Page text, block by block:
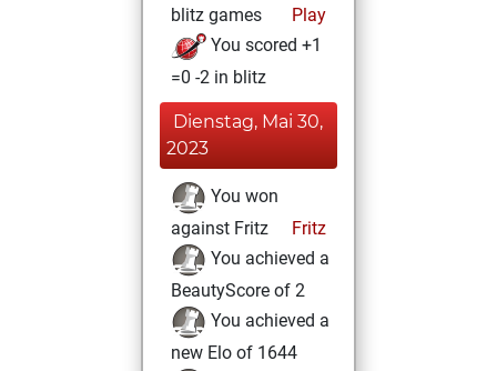
blitz games
Play
You scored +1
=0 -2 in blitz
Dienstag, Mai 30,
2023
You won
against Fritz
Fritz
You achieved a
BeautyScore of 2
You achieved a
new Elo of 1644